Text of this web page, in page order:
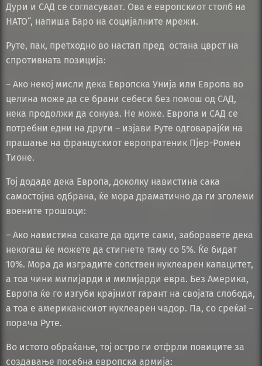
Дури и САД се согласуваат. Ова е европскиот столб на
НАТО“, напиша Баро на социјалните мрежи.
Руте, пак, претходно во настап пред остана цврст на
спротивната позиција:
– Ако некој мисли дека Европска Унија или Европа во
целина може да се брани себеси без помош од САД,
нека продолжи да сонува. Не може. Европа и САД се
потребни едни на други – изјави Руте одговарајќи на
прашање на францускиот европратеник Пјер-Ромен
Тионе.
Тој додаде дека Европа, доколку навистина сака
самостојна одбрана, ќе мора драматично да ги зголеми
воените трошоци:
– Ако навистина сакате да одите сами, заборавете дека
некогаш ќе можете да стигнете таму со 5%. Ќе бидат
10%. Мора да изградите сопствен нуклеарен капацитет,
а тоа чини милијарди и милијарди евра. Без Америка,
Европа ќе го изгуби крајниот гарант на својата слобода,
а тоа е американскиот нуклеарен чадор. Па, со среќа! –
порача Руте.
Во истото обраќање, тој остро ги отфрли повиците за
создавање посебна европска армија: